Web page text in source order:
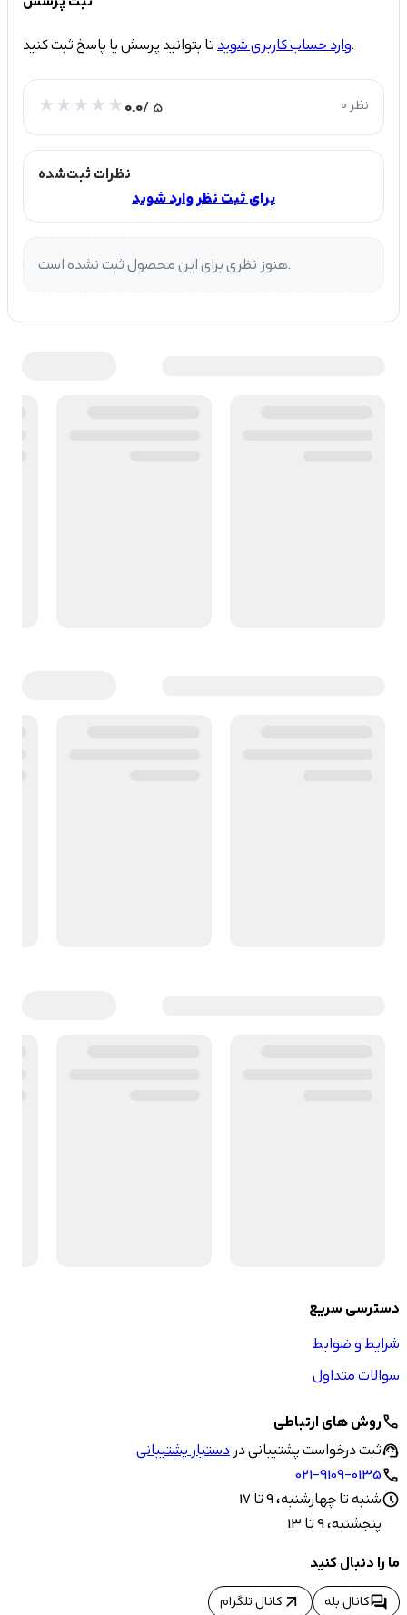
وارد حساب کاربری شویدتا بتوانید پرسش یا پاسخ ثبت کنید.
0.0/ 5 0 نظر
نظرات ثبت‌شده
برای ثبت نظر وارد شوید
هنوز نظری برای این محصول ثبت نشده است.
دسترسی سریع
شرایط و ضوابط
سوالات متداول
callروش های ارتباطی
support_agentثبت درخواست پشتیبانی دردستیار پشتیبانی
call
021-9109-0135
scheduleشنبه تا چهارشنبه، 9 تا 17
پنجشنبه، 9 تا 13
ما را دنبال کنید
forumکانال بله arrow_outward کانال تلگرام